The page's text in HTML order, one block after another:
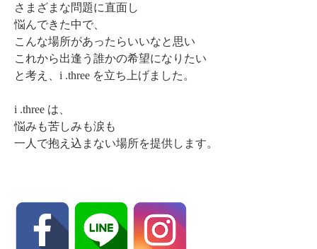
さまざまな問題に直面し
悩んできた中で、
こんな場所があったらいいなと思い
これから出逢う誰かの希望になりたい
と考え、i .three を立ち上げました。
i .three は、
悩みも苦しみも涙も
一人で抱え込まない場所を提供します。